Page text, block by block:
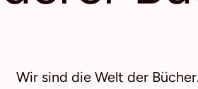
Wir sind die Welt der